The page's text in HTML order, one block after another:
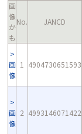
画
像
か
も
No. JANCD
画
像
1 4904730651593
画
像
2 4993146071422